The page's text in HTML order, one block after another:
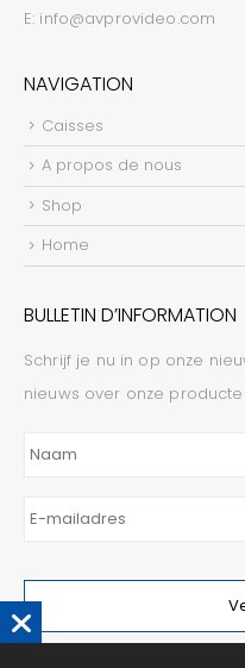
E: info@avprovideo.com
NAVIGATION
Caisses
A propos de nous
Shop
Home
BULLETIN D’INFORMATION
Schrijf je nu in op onze
nieuws over onze
mailadres